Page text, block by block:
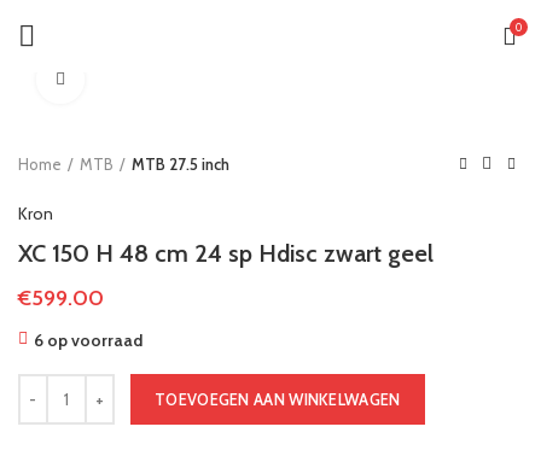
0
Home MTB MTB 27.5 inch
Kron
XC 150 H 48 cm 24 sp Hdisc zwart geel
€599.00
6 op voorraad
TOEVOEGEN AAN WINKELWAGEN